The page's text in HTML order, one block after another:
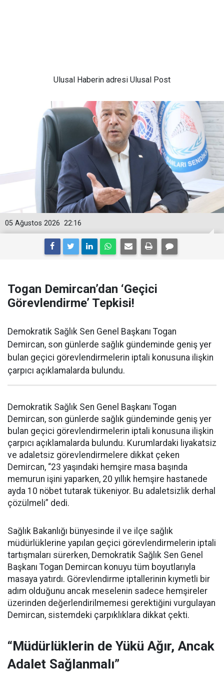
Ulusal Haberin adresi Ulusal Post
22:16
05 Ağustos 2026
Togan Demircan’dan ‘Geçici
Görevlendirme’ Tepkisi!
Demokratik Sağlık Sen Genel Başkanı Togan
Demircan, son günlerde sağlık gündeminde geniş yer
bulan geçici görevlendirmelerin iptali konusuna ilişkin
çarpıcı açıklamalarda bulundu.
Demokratik Sağlık Sen Genel Başkanı Togan
Demircan, son günlerde sağlık gündeminde geniş yer
bulan geçici görevlendirmelerin iptali konusuna ilişkin
çarpıcı açıklamalarda bulundu. Kurumlardaki liyakatsiz
ve adaletsiz görevlendirmelere dikkat çeken
Demircan, “23 yaşındaki hemşire masa başında
memurun işini yaparken, 20 yıllık hemşire hastanede
ayda 10 nöbet tutarak tükeniyor. Bu adaletsizlik derhal
çözülmeli” dedi.
Sağlık Bakanlığı bünyesinde il ve ilçe sağlık
müdürlüklerine yapılan geçici görevlendirmelerin iptali
tartışmaları sürerken, Demokratik Sağlık Sen Genel
Başkanı Togan Demircan konuyu tüm boyutlarıyla
masaya yatırdı. Görevlendirme iptallerinin kıymetli bir
adım olduğunu ancak meselenin sadece hemşireler
üzerinden değerlendirilmemesi gerektiğini vurgulayan
Demircan, sistemdeki çarpıklıklara dikkat çekti.
“Müdürlüklerin de Yükü Ağır, Ancak
Adalet Sağlanmalı”